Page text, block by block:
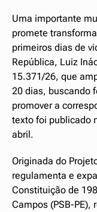
Uma importante
promete
primeiros dias de
República, Luiz
15.371/26, que
20 dias, buscando
promover a
texto foi publicado
abril.
Originada do
regulamenta e
Constituição de
Campos (PSB-